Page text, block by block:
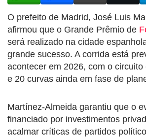
O prefeito de Madrid, José Luis
afirmou que o Grande Prêmio de
será realizado na cidade
grande sucesso. A corrida está
acontecer em 2026, com o circuito
e 20 curvas ainda em fase de
Martínez-Almeida garantiu que o
financiado por investimentos
acalmar críticas de partidos